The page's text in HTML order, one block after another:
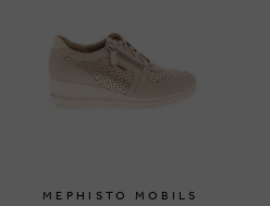
MEPHISTO MOBILS